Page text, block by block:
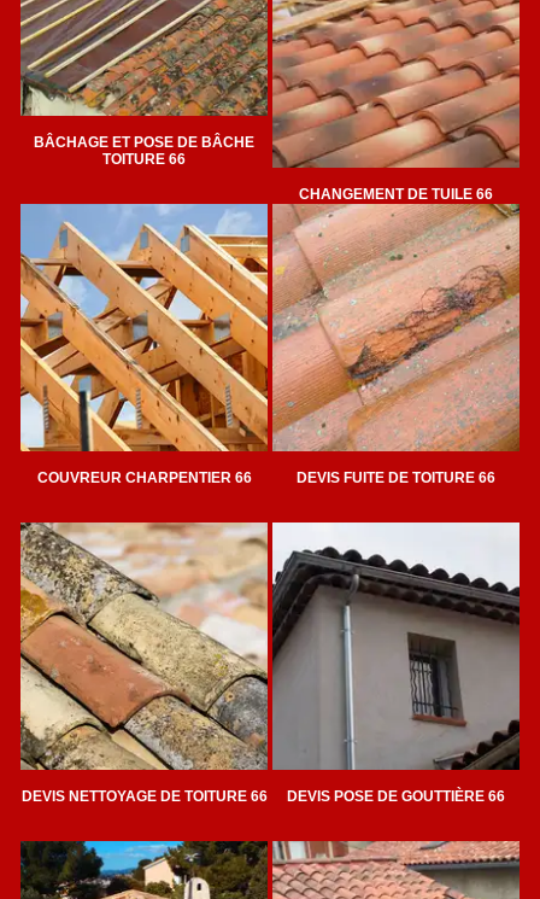
BÂCHAGE ET POSE DE BÂCHE
TOITURE 66
CHANGEMENT DE TUILE 66
COUVREUR CHARPENTIER 66 DEVIS FUITE DE TOITURE 66
DEVIS NETTOYAGE DE TOITURE 66 DEVIS POSE DE GOUTTIÈRE 66